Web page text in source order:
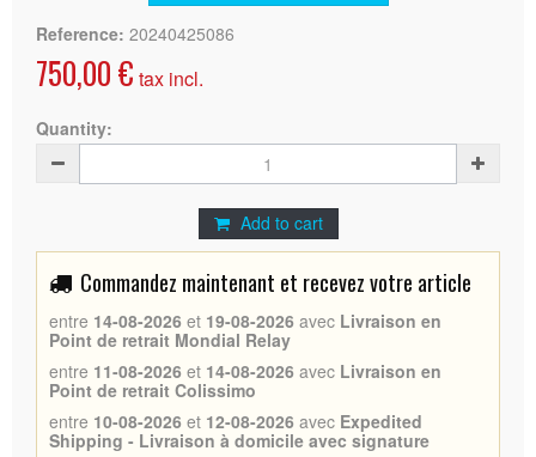
Reference: 20240425086
750,00 € tax incl.
Quantity:
Add to cart
Commandez maintenant et recevez votre article
entre 14-08-2026 et 19-08-2026 avec Livraison en
Point de retrait Mondial Relay
entre 11-08-2026 et 14-08-2026 avec Livraison en
Point de retrait Colissimo
entre 10-08-2026 et 12-08-2026 avec Expedited
Shipping - Livraison à domicile avec signature